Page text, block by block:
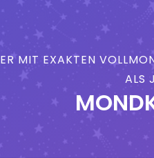
MIT EXAKTEN
ALS